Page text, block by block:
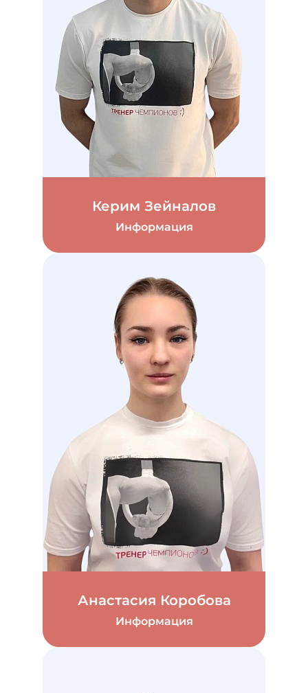
Керим Зейналов
Информация
Анастасия Коробова
Информация